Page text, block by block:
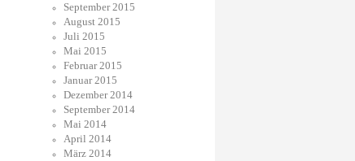
September 2015
August 2015
Juli 2015
Mai 2015
Februar 2015
Januar 2015
Dezember 2014
September 2014
Mai 2014
April 2014
März 2014